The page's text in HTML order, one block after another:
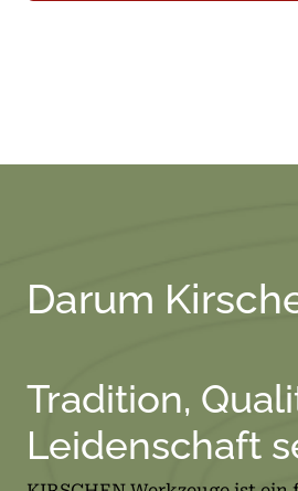
Darum
Tradition,
Leidenschaft